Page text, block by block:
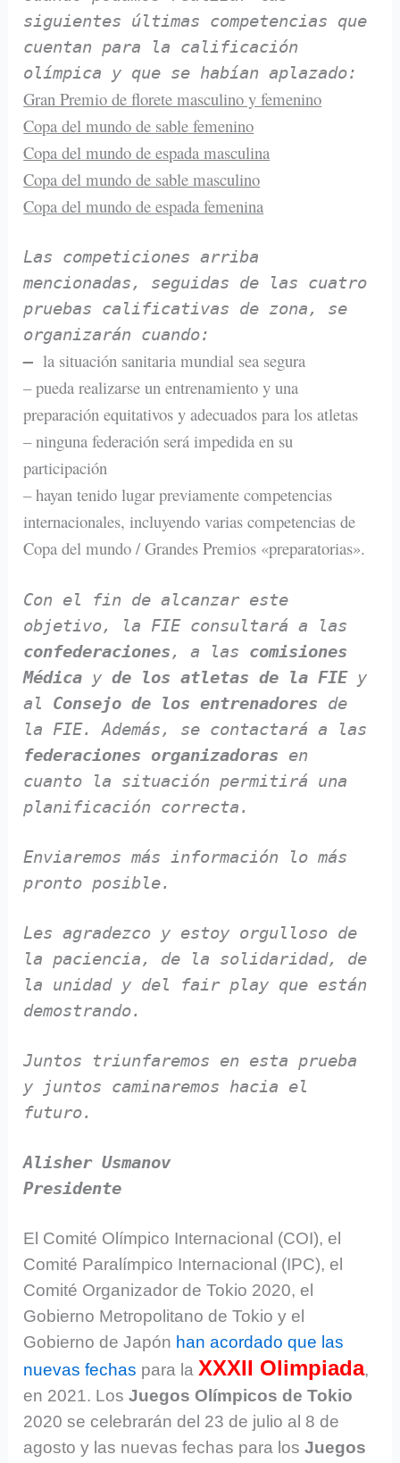
siguientes últimas competencias que
cuentan para la calificación
olímpica y que se habían aplazado:
Gran Premio de florete masculino y femenino
Copa del mundo de sable femenino
Copa del mundo de espada masculina
Copa del mundo de sable masculino
Copa del mundo de espada femenina
Las competiciones arriba
mencionadas, seguidas de las cuatro
pruebas calificativas de zona, se
organizarán cuando:
–la situación sanitaria mundial sea segura
– pueda realizarse un entrenamiento y una
preparación equitativos y adecuados para los atletas
– ninguna federación será impedida en su
participación
– hayan tenido lugar previamente competencias
internacionales, incluyendo varias competencias de
Copa del mundo / Grandes Premios «preparatorias».
Con el fin de alcanzar este
objetivo, la FIE consultará a las
confederaciones, a las comisiones
Médica yde los atletas de la FIEy
al Consejo de los entrenadores de
la FIE. Además, se contactará a las
federaciones organizadoras en
cuanto la situación permitirá una
planificación correcta.
Enviaremos más información lo más
pronto posible.
Les agradezco y estoy orgulloso de
la paciencia, de la solidaridad, de
la unidad y del fair play que están
demostrando.
Juntos triunfaremos en esta prueba
y juntos caminaremos hacia el
futuro.
Alisher Usmanov
Presidente
El Comité Olímpico Internacional (COI), el
Comité Paralímpico Internacional (IPC), el
Comité Organizador de Tokio 2020, el
Gobierno Metropolitano de Tokio y el
Gobierno de Japón han acordado que las
nuevas fechas para laXXXII Olimpiada,
en 2021. LosJuegos Olímpicos de Tokio
2020 se celebrarán del 23 de julio al 8 de
agosto y las nuevas fechas para los Juegos